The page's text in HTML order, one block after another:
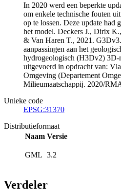
In 2020 werd een beperkte
om enkele technische fouten
op te lossen. Deze update had
het model. Deckers J., Dirix
& Van Haren T., 2021.
aanpassingen aan het
hydrogeologisch (H3Dv2) 3D-
uitgevoerd in opdracht van:
Omgeving (Departement
Milieumaatschappij. 2020/
Unieke code
EPSG:31370
Distributieformaat
Naam Versie
GML 3.2
Verdeler